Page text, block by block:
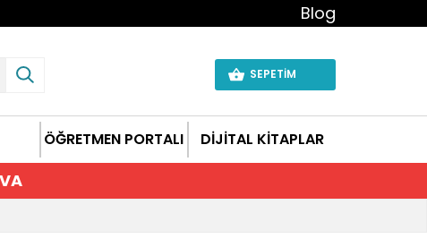
Blog
SEPETİM
ÖĞRETMEN PORTALI DİJİTAL KİTAPLAR